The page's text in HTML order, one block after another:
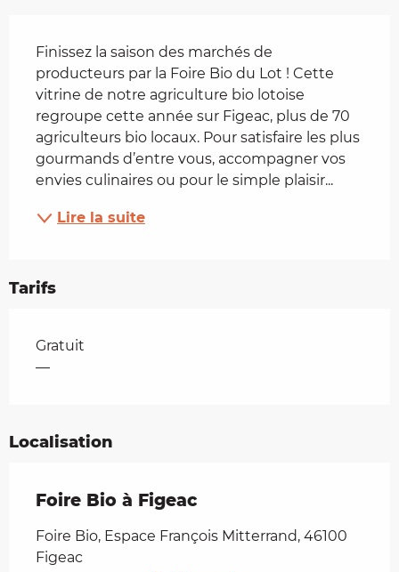
Finissez la saison des marchés de
producteurs par la Foire Bio du Lot ! Cette
vitrine de notre agriculture bio lotoise
regroupe cette année sur Figeac, plus de 70
agriculteurs bio locaux. Pour satisfaire les plus
gourmands d’entre vous, accompagner vos
envies culinaires ou pour le simple plaisir...
Lire la suite
Tarifs
Tarifs 2026
Gratuit
—
Localisation
Foire Bio à Figeac
Foire Bio, Espace François Mitterrand, 46100
Figeac